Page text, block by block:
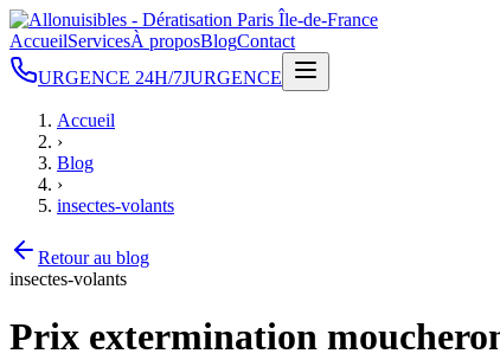
AccueilServicesÀ proposBlogContact
URGENCE 24H/7JURGENCE
Accueil
›
Blog
›
insectes-volants
Retour au blog
insectes-volants
Prix extermination